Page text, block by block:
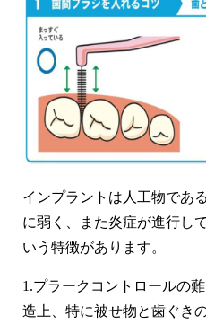
インプラントは人工物であ
に弱く、また炎症が進行し
いう特徴があります。
1.プラークコントロールの難
造上、特に被せ物と歯ぐき